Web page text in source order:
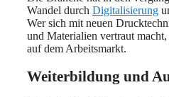
Wandel durch Digitalisierung
Wer sich mit neuen
und Materialien vertraut macht,
auf dem Arbeitsmarkt.
Weiterbildung und